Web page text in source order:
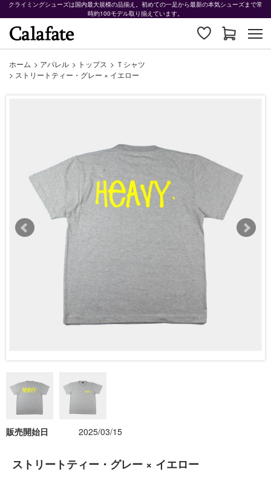
クライミングシューズは国内最大規模の品揃え。初めての一足から最新の本気シューズまで常
時約100モデル取り揃えています。
ホーム > アパレル > トップス > Ｔシャツ
> ストリートティー・グレー × イエロー
ストリートティー・グレー × イエロー
販売開始日 2025/03/15